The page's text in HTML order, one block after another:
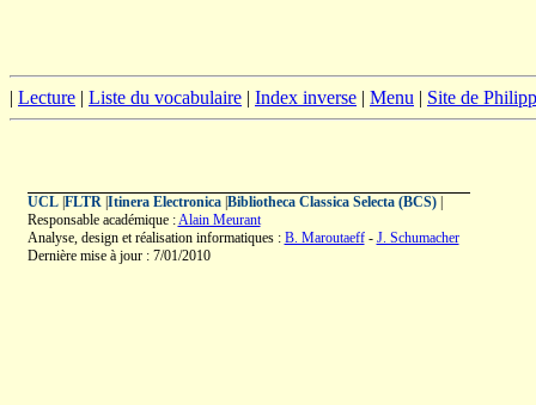
| Lecture | Liste du vocabulaire | Index inverse | Menu | Site de
UCL| FLTR| Itinera Electronica| Bibliotheca Classica Selecta (BCS)|
Responsable académique :Alain Meurant
Analyse, design et réalisation informatiques : B. Maroutaeff- J. Schumacher
Dernière mise à jour : 7/01/2010